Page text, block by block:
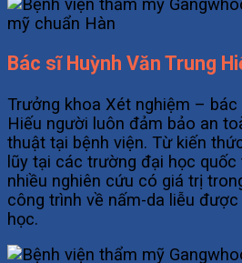
Bác sĩ Huỳnh Văn Trung
Trưởng khoa Xét nghiệm –
Hiếu người luôn đảm bảo an
thuật tại bệnh viện. Từ kiến
lũy tại các trường đại học
nhiều nghiên cứu có giá trị
công trình về nấm-da liễu
học.